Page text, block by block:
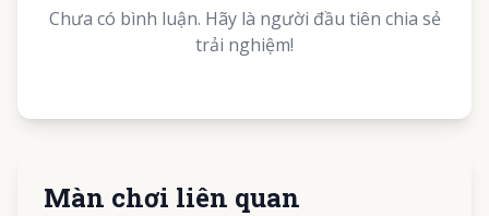
Chưa có bình luận. Hãy là người đầu tiên chia sẻ
trải nghiệm!
Màn chơi liên quan